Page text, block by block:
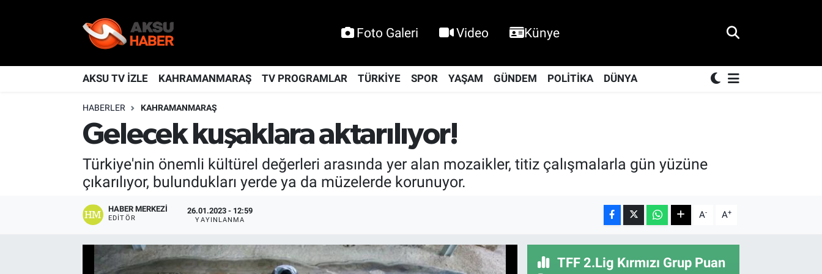
Foto Galeri Video Künye
AKSU TV İZLE KAHRAMANMARAŞ TV PROGRAMLAR TÜRKİYE SPOR YAŞAM GÜNDEM POLİTİKA DÜNYA
HABERLER KAHRAMANMARAŞ
Gelecek kuşaklara aktarılıyor!
Türkiye'nin önemli kültürel değerleri arasında yer alan mozaikler, titiz çalışmalarla gün yüzüne
çıkarılıyor, bulundukları yerde ya da müzelerde korunuyor.
HABER MERKEZI
EDITÖR
26.01.2023 - 12:59
YAYINLANMA A- A+
TFF 2.Lig Kırmızı Grup Puan
KAHRAMANMARAŞ
Nöbetçi Eczaneler
Hava Durumu
Kahramanmaraş Namaz Vakitleri
Trafik Durumu
TFF 2.Lig Kırmızı Grup Puan Durumu ve Fikstür
Tüm Manşetler